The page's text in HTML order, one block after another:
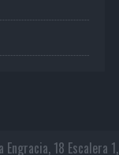
18 Escalera